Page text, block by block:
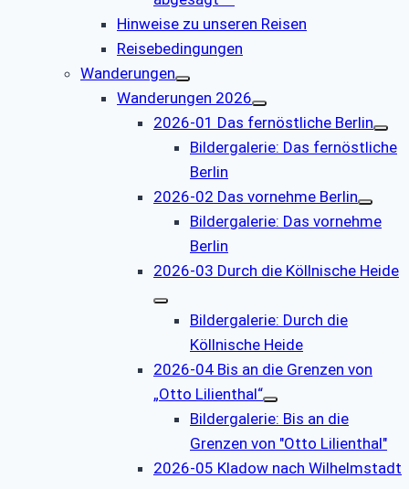
Hinweise zu unseren Reisen
Reisebedingungen
Wanderungen
Wanderungen 2026
2026-01 Das fernöstliche Berlin
Bildergalerie: Das fernöstliche
Berlin
2026-02 Das vornehme Berlin
Bildergalerie: Das vornehme
Berlin
2026-03 Durch die Köllnische Heide
Bildergalerie: Durch die
Köllnische Heide
2026-04 Bis an die Grenzen von
„Otto Lilienthal“
Bildergalerie: Bis an die
Grenzen von "Otto Lilienthal"
2026-05 Kladow nach Wilhelmstadt